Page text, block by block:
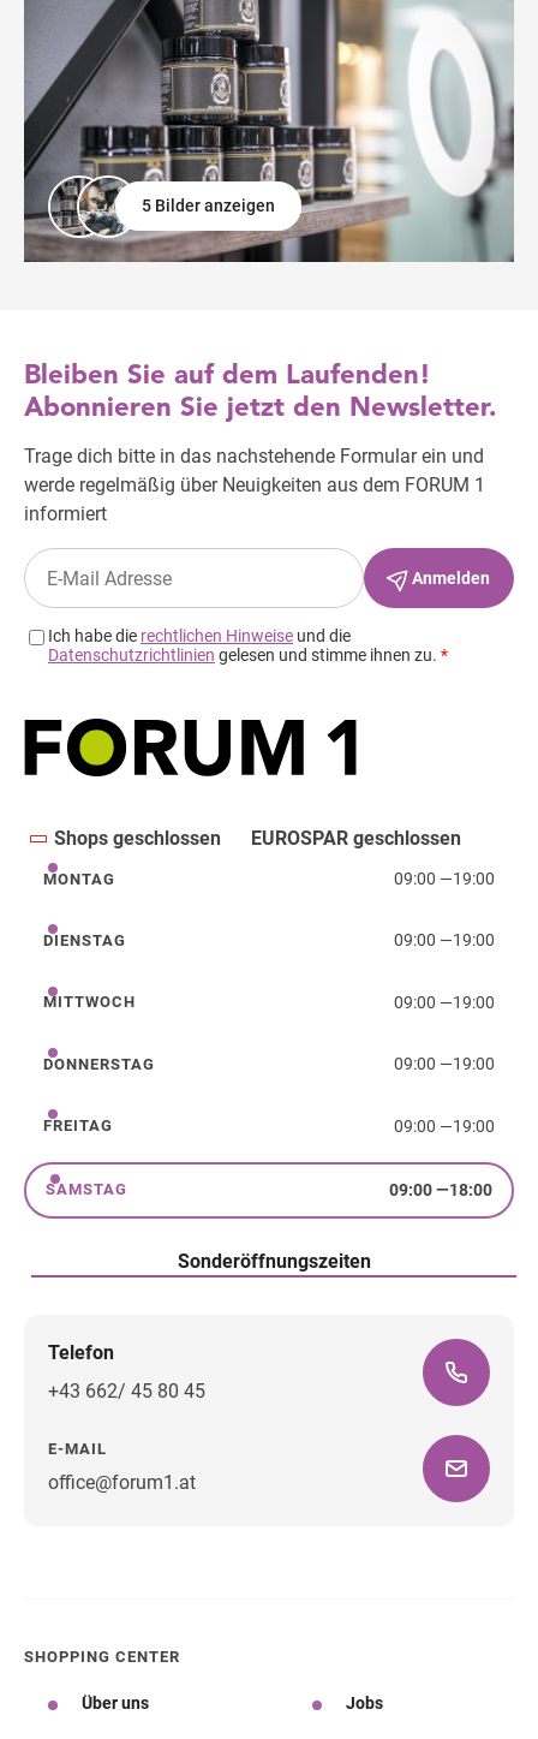
5 Bilder anzeigen
Shops geschlossen EUROSPAR geschlossen
Montag
MONTAG 09:00 —19:00
Dienstag
DIENSTAG 09:00 —19:00
Mittwoch
MITTWOCH 09:00 —19:00
Donnerstag
DONNERSTAG 09:00 —19:00
Freitag
FREITAG 09:00 —19:00
Samstag
SAMSTAG 09:00—18:00
Sonderöffnungszeiten
Telefon
+43 662/ 45 80 45
E-MAIL
office@forum1.at
SHOPPING CENTER
Über uns Jobs